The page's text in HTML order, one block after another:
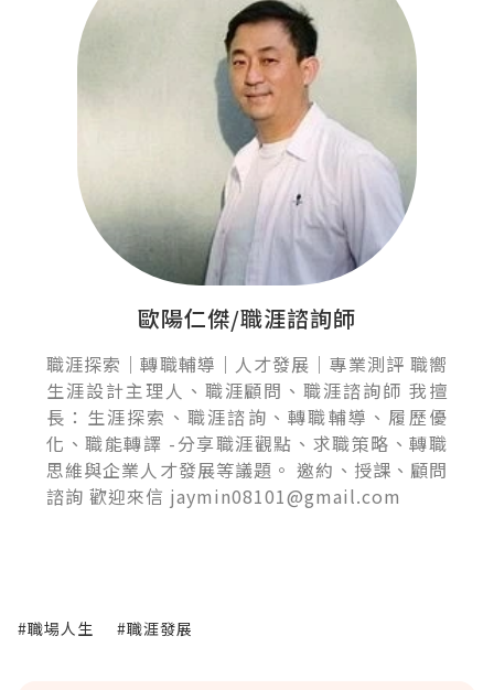
歐陽仁傑/職涯諮詢師
職涯探索｜轉職輔導｜人才發展｜專業測評 職嚮
生涯設計主理人、職涯顧問、職涯諮詢師 我擅
長：生涯探索、職涯諮詢、轉職輔導、履歷優
化、職能轉譯 -分享職涯觀點、求職策略、轉職
思維與企業人才發展等議題。 邀約、授課、顧問
諮詢 歡迎來信 jaymin08101@gmail.com
#職場人生 #職涯發展